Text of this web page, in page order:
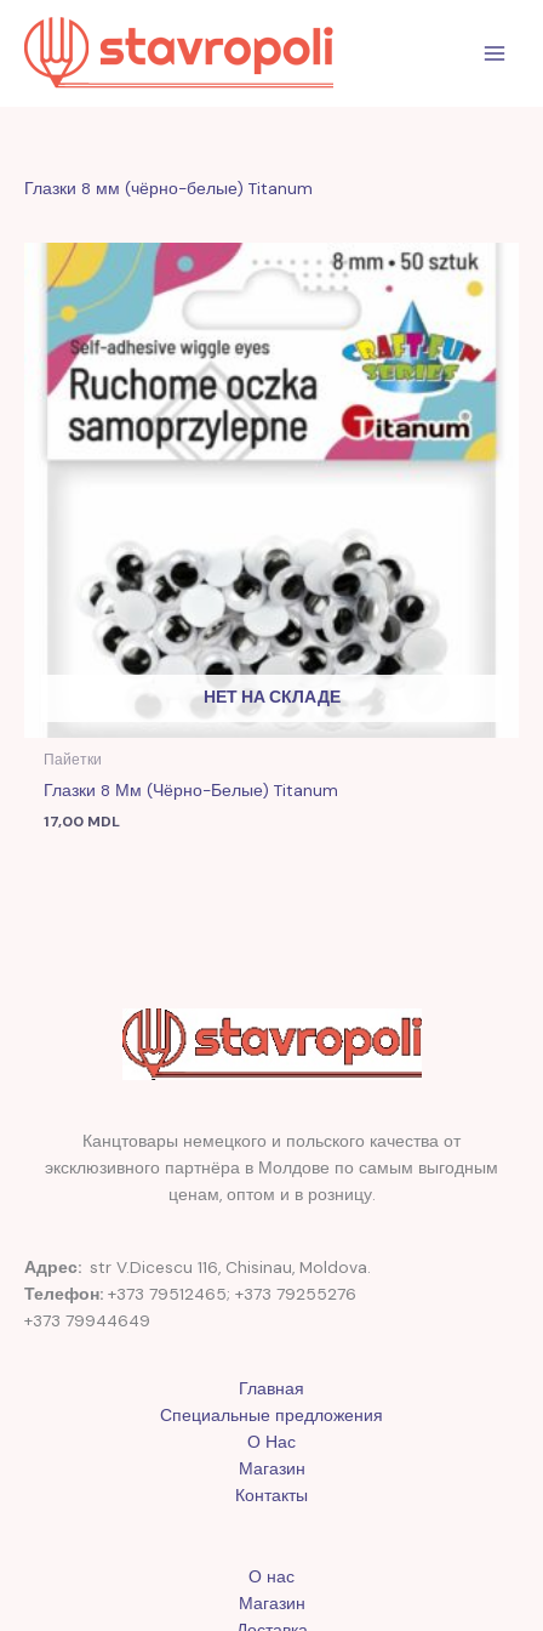
Перейти
содержимому
Глазки 8 мм (чёрно-белые) Titanum
НЕТ НА СКЛАДЕ
Пайетки
Глазки 8 Мм (чёрно-Белые) Titanum
17,00 MDL
Канцтовары немецкого и польского качества от
эксклюзивного партнёра в Молдове по самым выгодным
ценам, оптом и в розницу.
Адрес: str V.Dicescu 116, Chisinau, Moldova.
Телефон: +373 79512465; +373 79255276
+373 79944649
Главная
Специальные предложения
О Нас
Магазин
Контакты
О нас
Магазин